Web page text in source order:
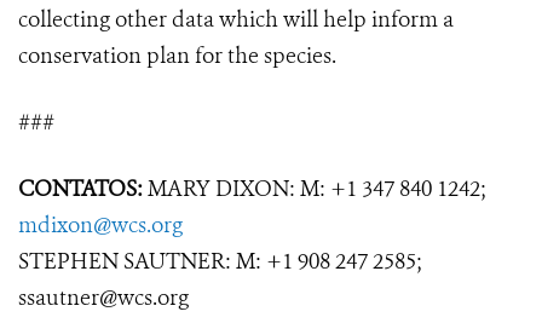
collecting other data which will help inform a
conservation plan for the species.
###
CONTATOS:MARY DIXON: M: +1 347 840 1242;
mdixon@wcs.org
STEPHEN SAUTNER: M: +1 908 247 2585;
ssautner@wcs.org